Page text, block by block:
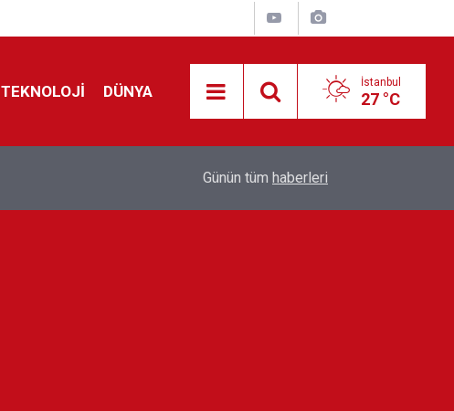
TEKNOLOJİ DÜNYA İstanbul
27 °C
kontrol edecek
Günün tüm haberleri